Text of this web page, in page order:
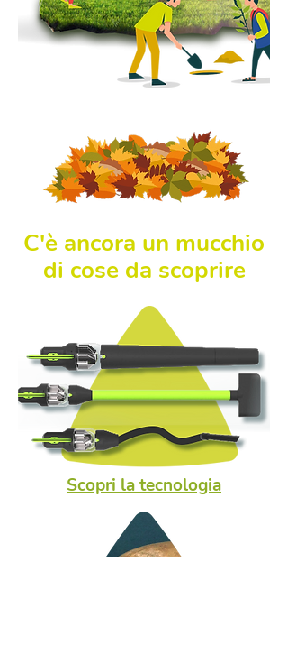
C'è ancora un mucchio
di cose da scoprire
Scopri la tecnologia